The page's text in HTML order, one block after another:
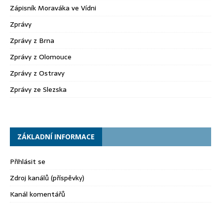
Zápisník Moraváka ve Vídni
Zprávy
Zprávy z Brna
Zprávy z Olomouce
Zprávy z Ostravy
Zprávy ze Slezska
ZÁKLADNÍ INFORMACE
Přihlásit se
Zdroj kanálů (příspěvky)
Kanál komentářů